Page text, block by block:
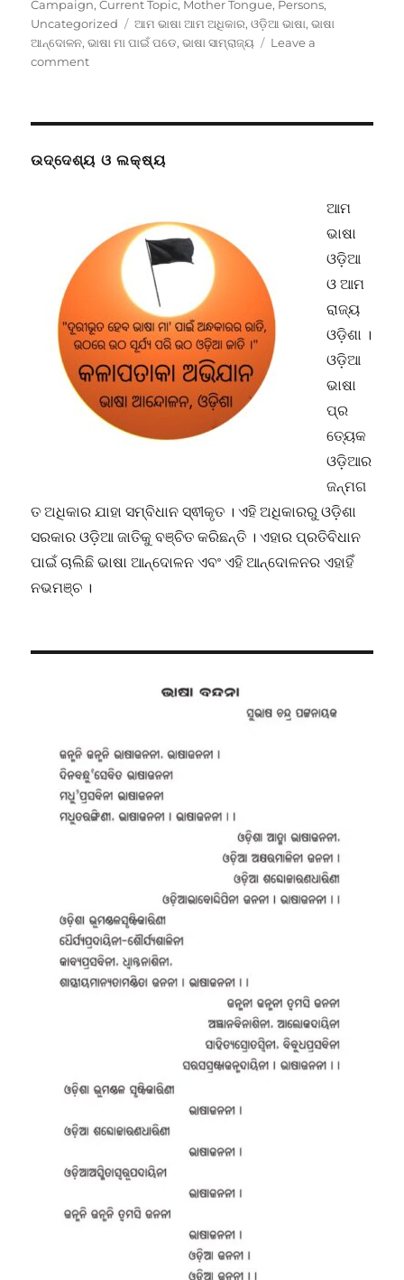
on
Campaign,Current Topic, Mother Tongue, Persons,
Uncategorized
Tags
ଆମ ଭାଷା ଆମ ଅଧିକାର,ଓଡ଼ିଆ ଭାଷା,ଭାଷା
ଆନ୍ଦୋଳନ,ଭାଷା ମା ପାଇଁ ପଡେ,ଭାଷା ସାମ୍ରାଜ୍ୟ
Leave a
commenton
ମିଆଦି
କାର୍ଯ୍ୟକ୍ରମ
ଅନ୍ଦୋଳନର
ସପ୍ତାହନ୍ତ
ପାଠଚକ୍ରରେ
ନିଷ୍ପତ୍ତି
ଉଦ୍ଦେଶ୍ୟ ଓ ଲକ୍ଷ୍ୟ
ଆମ
ଭାଷା
ଓଡ଼ିଆ
ଓ ଆମ
ରାଜ୍ୟ
ଓଡ଼ିଶା ।
ଓଡ଼ିଆ
ଭାଷା
ପ୍ର
ତ୍ୟେକ
ଓଡ଼ିଆର
ଜନ୍ମଗ
ତ ଅଧିକାର ଯାହା ସମ୍ବିଧାନ ସ୍ଵୀକୃତ । ଏହି ଅଧିକାରରୁ ଓଡ଼ିଶା
ସରକାର ଓଡ଼ିଆ ଜାତିକୁ ବଞ୍ଚିତ କରିଛନ୍ତି । ଏହାର ପ୍ରତିବିଧାନ
ପାଇଁ ଚାଲିଛି ଭାଷା ଆନ୍ଦୋଳନ ଏବଂ ଏହି ଆନ୍ଦୋଳନର ଏହାହିଁ
ନଭମଞ୍ଚ ।